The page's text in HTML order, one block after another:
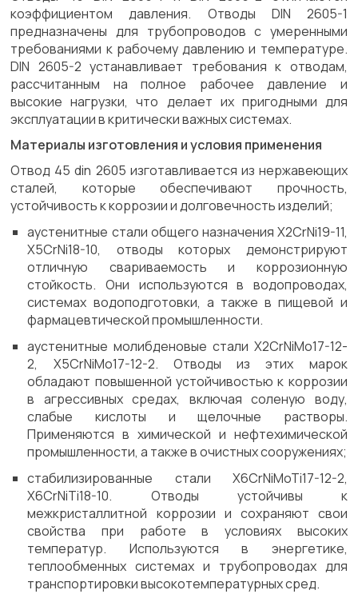
коэффициентом давления. Отводы DIN 2605-1
предназначены для трубопроводов с умеренными
требованиями к рабочему давлению и температуре.
DIN 2605-2 устанавливает требования к отводам,
рассчитанным на полное рабочее давление и
высокие нагрузки, что делает их пригодными для
эксплуатации в критически важных системах.
Материалы изготовления и условия применения
Отвод 45 din 2605 изготавливается из нержавеющих
сталей, которые обеспечивают прочность,
устойчивость к коррозии и долговечность изделий;
аустенитные стали общего назначения X2CrNi19-11,
X5CrNi18-10, отводы которых демонстрируют
отличную свариваемость и коррозионную
стойкость. Они используются в водопроводах,
системах водоподготовки, а также в пищевой и
фармацевтической промышленности.
аустенитные молибденовые стали X2CrNiMo17-12-
2, X5CrNiMo17-12-2. Отводы из этих марок
обладают повышенной устойчивостью к коррозии
в агрессивных средах, включая соленую воду,
слабые кислоты и щелочные растворы.
Применяются в химической и нефтехимической
промышленности, а также в очистных сооружениях;
стабилизированные стали X6CrNiMoTi17-12-2,
X6CrNiTi18-10. Отводы устойчивы к
межкристаллитной коррозии и сохраняют свои
свойства при работе в условиях высоких
температур. Используются в энергетике,
теплообменных системах и трубопроводах для
транспортировки высокотемпературных сред.